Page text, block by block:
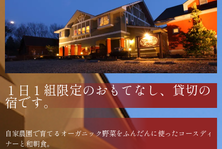
１日１組限定のおもてなし、貸切の
宿です。
自家農園で育てるオーガニック野菜をふんだんに使ったコースディ
ナーと和朝食。